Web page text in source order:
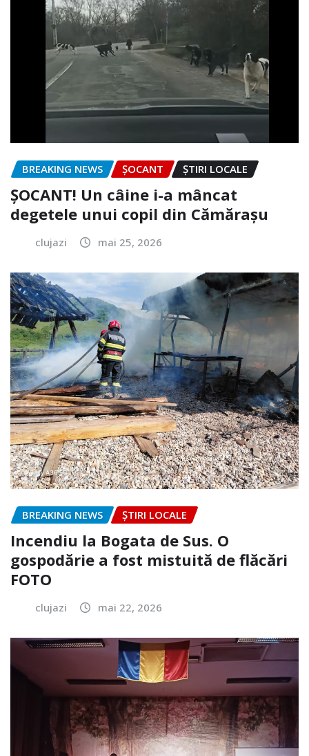
BREAKING NEWS ȘOCANT ȘTIRI LOCALE
ȘOCANT! Un câine i-a mâncat
degetele unui copil din Cămărașu
clujazi mai 25, 2026
BREAKING NEWS ȘTIRI LOCALE
Incendiu la Bogata de Sus. O
gospodărie a fost mistuită de flăcări
FOTO
clujazi mai 22, 2026